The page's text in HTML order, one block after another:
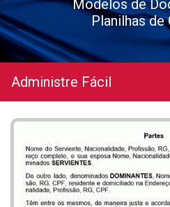
Modelos de
Planilhas de
Administre Fácil